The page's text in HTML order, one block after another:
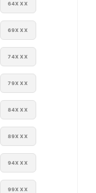
64XXX
69XXX
74XXX
79XXX
84XXX
89XXX
94XXX
99XXX